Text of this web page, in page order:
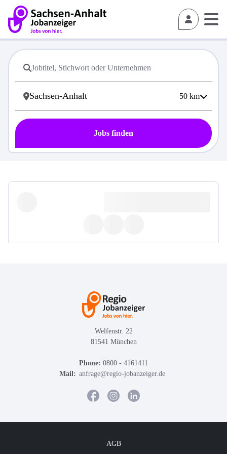
50 km
Jobs finden
Welfenstr. 22
81541 München
Phone: 0800 - 4161411
Mail: anfrage@regio-jobanzeiger.de
AGB